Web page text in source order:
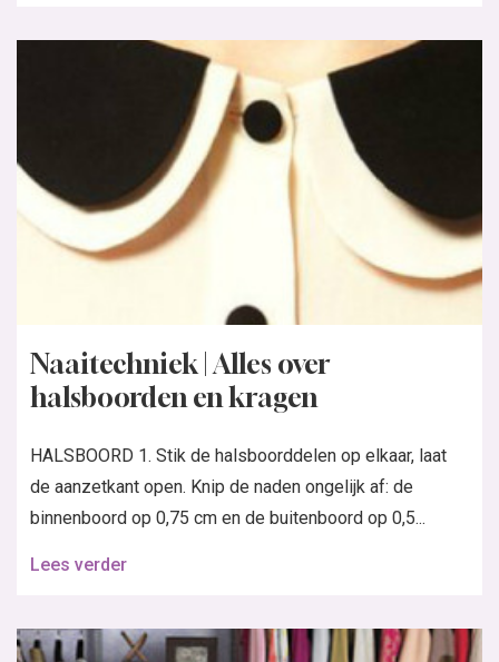
Naaitechniek | Alles over
halsboorden en kragen
HALSBOORD 1. Stik de halsboorddelen op elkaar, laat
de aanzetkant open. Knip de naden ongelijk af: de
binnenboord op 0,75 cm en de buitenboord op 0,5...
Lees verder